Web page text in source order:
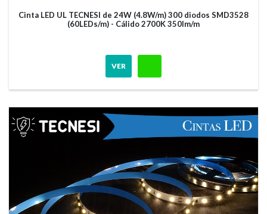
Cinta LED UL TECNESI de 24W (4.8W/m) 300 diodos SMD3528
(60LEDs/m) - Cálido 2700K 350lm/m
VER